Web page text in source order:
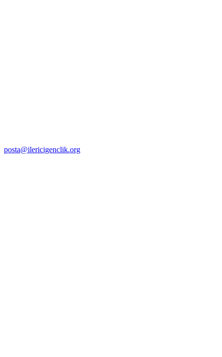
posta@ilericigenclik.org